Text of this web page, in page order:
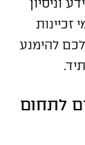
וניסיון
זכיינות
לכם להימנע
לתחום